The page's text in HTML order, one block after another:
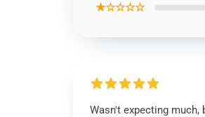
★☆☆☆☆
Wasn't expecting much,